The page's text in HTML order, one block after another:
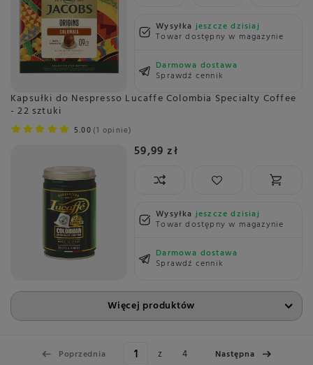
Wysyłkajeszcze dzisiaj
Towar dostępny w magazynie
Darmowa dostawa
Sprawdź cennik
Kapsułki do Nespresso Lucaffe Colombia Specialty Coffee
- 22 sztuki
5.00 1 opinie
59,99 zł
Wysyłkajeszcze dzisiaj
Towar dostępny w magazynie
Darmowa dostawa
Sprawdź cennik
Więcej produktów
Poprzednia z 4 Następna